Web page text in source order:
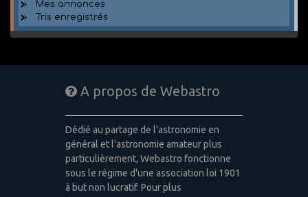
Mes annonces
Tris enregistrés
A propos de Webastro
Dédié au partage de l'astronomie en
général et l'astronomie amateur plus
particulièrement, Webastro fonctionne
sous le régime d'une association loi 1901
à but non lucratif. Pour plus